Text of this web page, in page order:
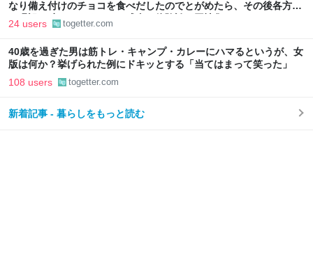
なり備え付けのチョコを食べだしたのでとがめたら、その後各方面
に呪詛を吐かれまくった→残念な体験談に同情集まる
24 users togetter.com
40歳を過ぎた男は筋トレ・キャンプ・カレーにハマるというが、女
版は何か？挙げられた例にドキッとする「当てはまって笑った」
108 users togetter.com
新着記事 - 暮らしをもっと読む